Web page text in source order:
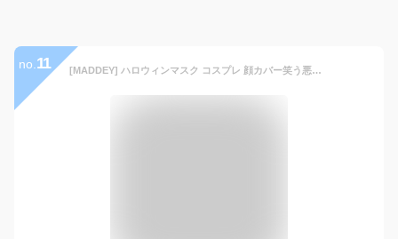
no. 11 [MADDEY] ハロウィンマスク コスプレ 顔カバー笑う悪魔の悪怖い お面 超リアル仮面怖い パーティー用 面舞踏会 学園祭 文化祭 イベント お化け屋敷 芸術祭